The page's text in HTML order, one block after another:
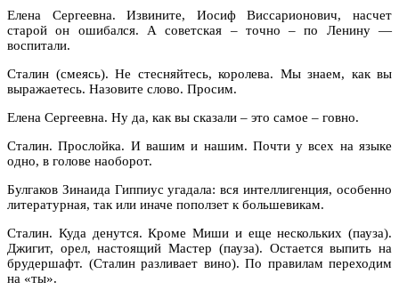
Елена Сергеевна. Извините, Иосиф Виссарионович, насчет
старой он ошибался. А советская – точно – по Ленину —
воспитали.
Сталин (смеясь). Не стесняйтесь, королева. Мы знаем, как вы
выражаетесь. Назовите слово. Просим.
Елена Сергеевна. Ну да, как вы сказали – это самое – говно.
Сталин. Прослойка. И вашим и нашим. Почти у всех на языке
одно, в голове наоборот.
Булгаков Зинаида Гиппиус угадала: вся интеллигенция, особенно
литературная, так или иначе поползет к большевикам.
Сталин. Куда денутся. Кроме Миши и еще нескольких (пауза).
Джигит, орел, настоящий Мастер (пауза). Остается выпить на
брудершафт. (Сталин разливает вино). По правилам переходим
на «ты».